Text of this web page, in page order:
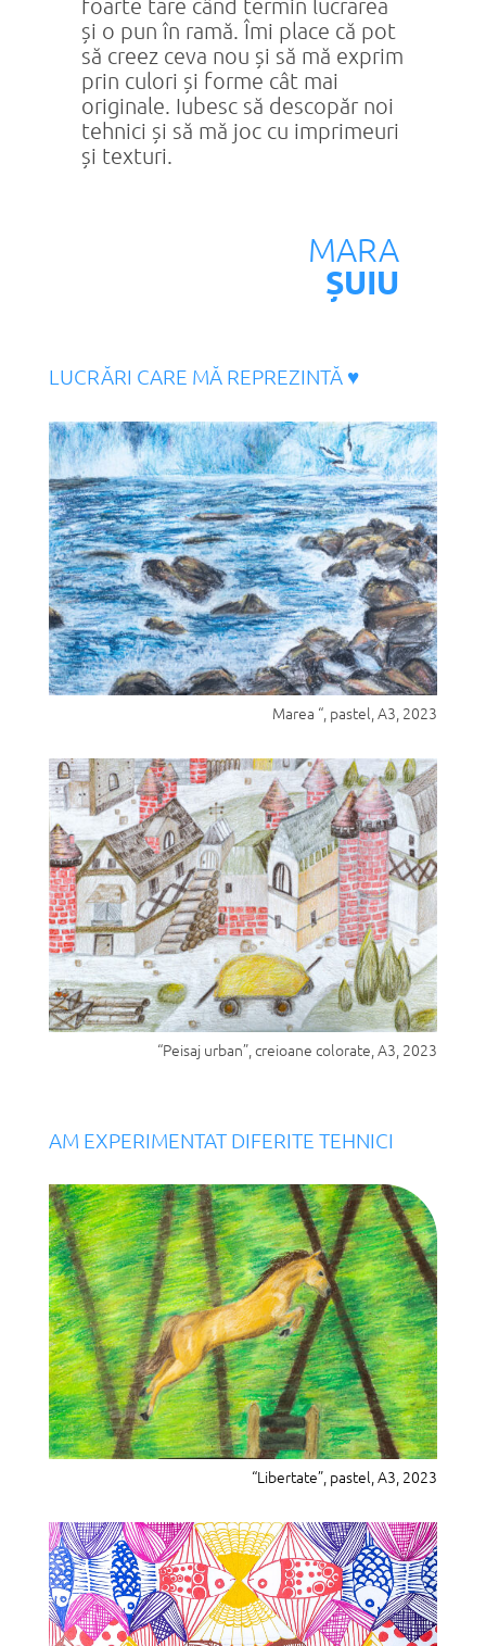
și o pun în ramă. Îmi place că pot
să creez ceva nou și să mă exprim
prin culori și forme cât mai
originale. Iubesc să descopăr noi
tehnici și să mă joc cu imprimeuri
și texturi.
MARA
ȘUIU
LUCRĂRI CARE MĂ REPREZINTĂ ♥︎
Marea “, pastel, A3, 2023
“Peisaj urban”, creioane colorate, A3, 2023
AM EXPERIMENTAT DIFERITE TEHNICI
“Libertate”, pastel, A3, 2023